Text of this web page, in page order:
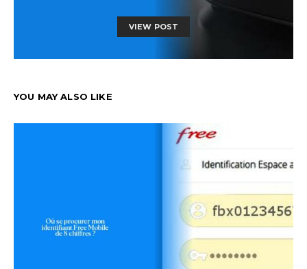
VIEW POST
YOU MAY ALSO LIKE